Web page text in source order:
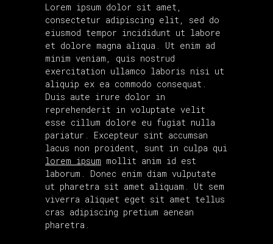
Lorem ipsum dolor sit amet,
consectetur adipiscing elit, sed do
eiusmod tempor incididunt ut labore
et dolore magna aliqua. Ut enim ad
minim veniam, quis nostrud
exercitation ullamco laboris nisi ut
aliquip ex ea commodo consequat.
Duis aute irure dolor in
reprehenderit in voluptate velit
esse cillum dolore eu fugiat nulla
pariatur. Excepteur sint accumsan
lacus non proident, sunt in culpa qui
lorem ipsum mollit anim id est
laborum. Donec enim diam vulputate
ut pharetra sit amet aliquam. Ut sem
viverra aliquet eget sit amet tellus
cras adipiscing pretium aenean
pharetra.